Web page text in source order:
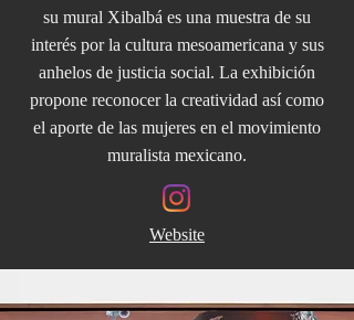
su mural Xibalbá es una muestra de su
interés por la cultura mesoamericana y sus
anhelos de justicia social. La exhibición
propone reconocer la creatividad así como
el aporte de las mujeres en el movimiento
muralista mexicano.
Website